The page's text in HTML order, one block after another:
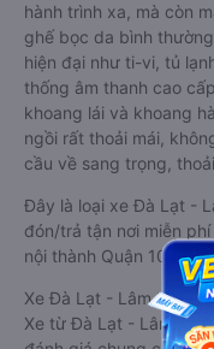
hành trình xa, mà còn
ghế bọc da bình
hiện đại như ti-vi, tủ
thống âm thanh cao
khoang lái và khoang
ngồi rất thoải mái,
cầu về sang trọng,
Đây là loại xe Đà Lạt -
đón/trả tận nơi miễn
nội thành Quận 10 -
Xe Đà Lạt - Lâm Đồng
Xe từ Đà Lạt - Lâm